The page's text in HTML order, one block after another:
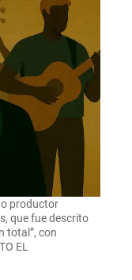
productor
que fue descrito
total”, con
EL